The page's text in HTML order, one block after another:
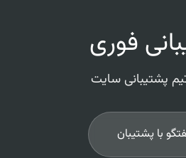
فوری
تیم پشتیبانی سایت
با پشتیبان